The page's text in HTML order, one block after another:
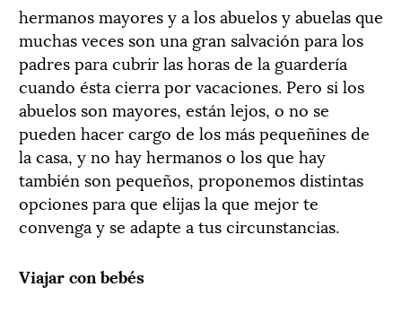
hermanos mayores y a los abuelos y abuelas que
muchas veces son una gran salvación para los
padres para cubrir las horas de la guardería
cuando ésta cierra por vacaciones. Pero si los
abuelos son mayores, están lejos, o no se
pueden hacer cargo de los más pequeñines de
la casa, y no hay hermanos o los que hay
también son pequeños, proponemos distintas
opciones para que elijas la que mejor te
convenga y se adapte a tus circunstancias.
Viajar con bebés